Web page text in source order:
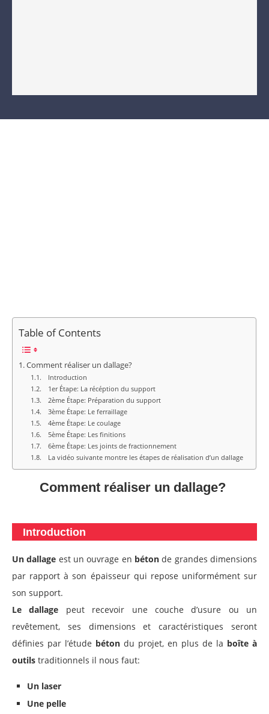
Table of Contents
Comment réaliser un dallage?
Introduction
1er Étape: La récéption du support
2ème Étape: Préparation du support
3ème Étape: Le ferraillage
4ème Étape: Le coulage
5ème Étape: Les finitions
6ème Étape: Les joints de fractionnement
La vidéo suivante montre les étapes de réalisation d’un dallage
Comment réaliser un dallage?
Introduction
Un dallage est un ouvrage en béton de grandes dimensions
par rapport à son épaisseur qui repose uniformément sur
son support.
Le dallage peut recevoir une couche d’usure ou un
revêtement, ses dimensions et caractéristiques seront
définies par l’étude béton du projet, en plus de la boîte à
outils traditionnels il nous faut:
Un laser
Une pelle